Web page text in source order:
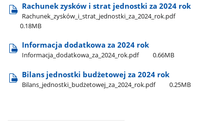
Rachunek zysków i strat jednostki za 2024 rok
Rachunek​_zysków​_i​_strat​_jednostki​_za​_2024​_rok.pdf
0.18MB
Informacja dodatkowa za 2024 rok
Informacja​_dodatkowa​_za​_2024​_rok.pdf 0.66MB
Bilans jednostki budżetowej za 2024 rok
Bilans​_jednostki​_budżetowej​_za​_2024​_rok.pdf 0.25MB